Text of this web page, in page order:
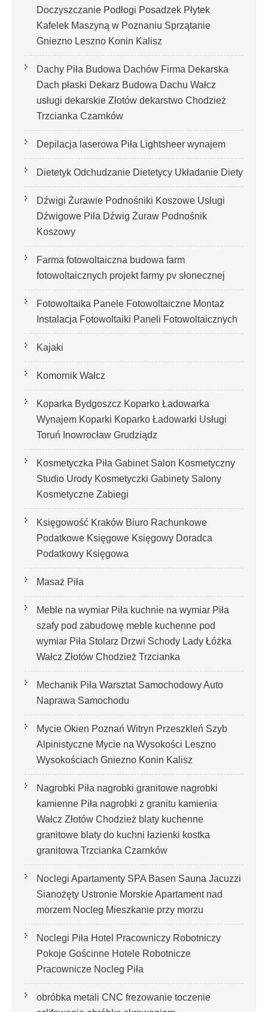
Doczyszczanie Podłogi Posadzek Płytek
Kafelek Maszyną w Poznaniu Sprzątanie
Gniezno Leszno Konin Kalisz
Dachy Piła Budowa Dachów Firma Dekarska
Dach płaski Dekarz Budowa Dachu Wałcz
usługi dekarskie Złotów dekarstwo Chodzież
Trzcianka Czarnków
Depilacja laserowa Piła Lightsheer wynajem
Dietetyk Odchudzanie Dietetycy Układanie Diety
Dźwigi Żurawie Podnośniki Koszowe Usługi
Dźwigowe Piła Dźwig Żuraw Podnośnik
Koszowy
Farma fotowoltaiczna budowa farm
fotowoltaicznych projekt farmy pv słonecznej
Fotowoltaika Panele Fotowoltaiczne Montaż
Instalacja Fotowoltaiki Paneli Fotowoltaicznych
Kajaki
Komornik Wałcz
Koparka Bydgoszcz Koparko Ładowarka
Wynajem Koparki Koparko Ładowarki Usługi
Toruń Inowrocław Grudziądz
Kosmetyczka Piła Gabinet Salon Kosmetyczny
Studio Urody Kosmetyczki Gabinety Salony
Kosmetyczne Zabiegi
Księgowość Kraków Biuro Rachunkowe
Podatkowe Księgowe Księgowy Doradca
Podatkowy Księgowa
Masaż Piła
Meble na wymiar Piła kuchnie na wymiar Piła
szafy pod zabudowę meble kuchenne pod
wymiar Piła Stolarz Drzwi Schody Lady Łóżka
Wałcz Złotów Chodzież Trzcianka
Mechanik Piła Warsztat Samochodowy Auto
Naprawa Samochodu
Mycie Okien Poznań Witryn Przeszkleń Szyb
Alpinistyczne Mycie na Wysokości Leszno
Wysokościach Gniezno Konin Kalisz
Nagrobki Piła nagrobki granitowe nagrobki
kamienne Piła nagrobki z granitu kamienia
Wałcz Złotów Chodzież blaty kuchenne
granitowe blaty do kuchni łazienki kostka
granitowa Trzcianka Czarnków
Noclegi Apartamenty SPA Basen Sauna Jacuzzi
Sianożęty Ustronie Morskie Apartament nad
morzem Nocleg Mieszkanie przy morzu
Noclegi Piła Hotel Pracowniczy Robotniczy
Pokoje Gościnne Hotele Robotnicze
Pracownicze Nocleg Piła
obróbka metali CNC frezowanie toczenie